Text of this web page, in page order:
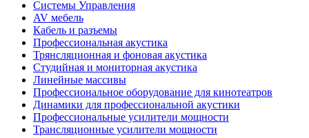
Системы Управления
AV мебель
Кабель и разъемы
Профессиональная акустика
Трянсляционная и фоновая акустика
Студийная и мониторная акустика
Линейные массивы
Профессиональное оборудование для кинотеатров
Динамики для профессиональной акустики
Профессиональные усилители мощности
Трансляционные усилители мощности